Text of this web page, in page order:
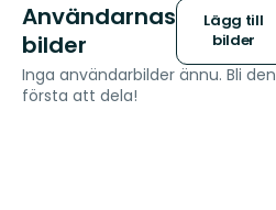
Användarnas
bilder
Lägg till
bilder
Inga användarbilder ännu. Bli den
första att dela!